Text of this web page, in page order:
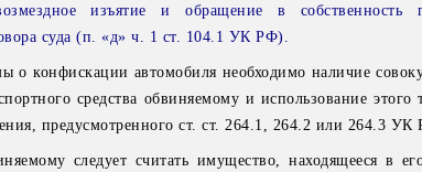
изъятие и обращение в собственность
суда (п. «д» ч. 1 ст. 104.1 УК РФ).
о конфискации автомобиля необходимо наличие
средства обвиняемому и использование этого
предусмотренного ст. ст. 264.1, 264.2 или 264.3 УК
следует считать имущество, находящееся в